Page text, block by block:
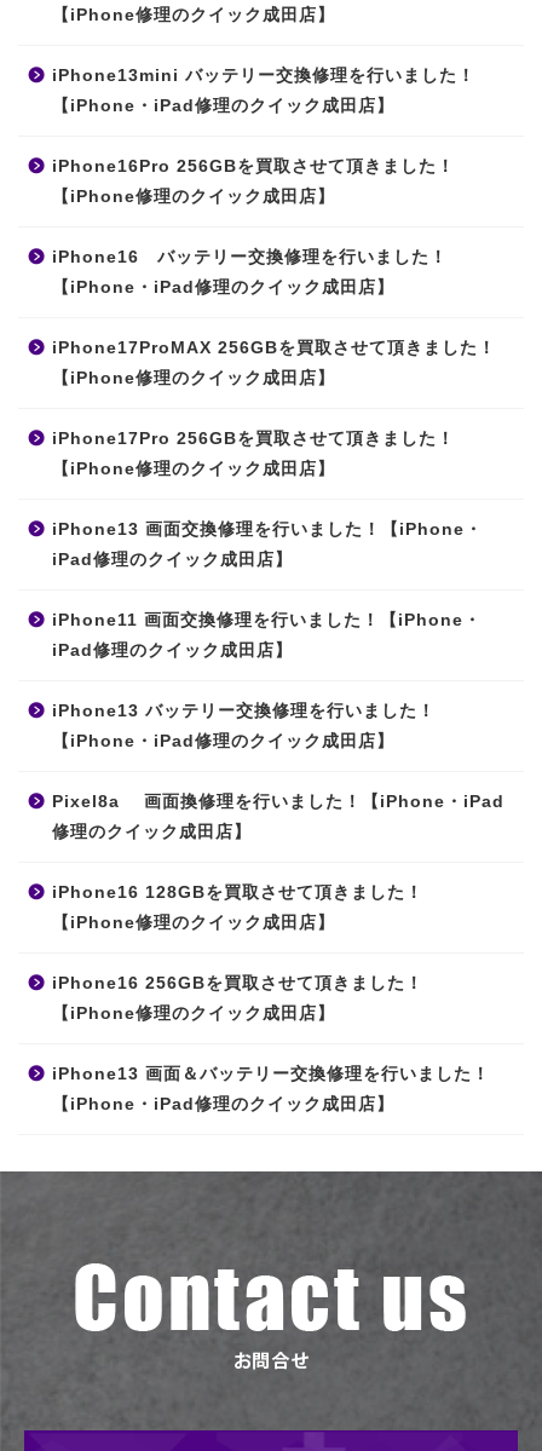
【iPhone修理のクイック成田店】
iPhone13mini バッテリー交換修理を行いました！
【iPhone・iPad修理のクイック成田店】
iPhone16Pro 256GBを買取させて頂きました！
【iPhone修理のクイック成田店】
iPhone16 バッテリー交換修理を行いました！
【iPhone・iPad修理のクイック成田店】
iPhone17ProMAX 256GBを買取させて頂きました！
【iPhone修理のクイック成田店】
iPhone17Pro 256GBを買取させて頂きました！
【iPhone修理のクイック成田店】
iPhone13 画面交換修理を行いました！【iPhone・
iPad修理のクイック成田店】
iPhone11 画面交換修理を行いました！【iPhone・
iPad修理のクイック成田店】
iPhone13 バッテリー交換修理を行いました！
【iPhone・iPad修理のクイック成田店】
Pixel8a 画面換修理を行いました！【iPhone・iPad
修理のクイック成田店】
iPhone16 128GBを買取させて頂きました！
【iPhone修理のクイック成田店】
iPhone16 256GBを買取させて頂きました！
【iPhone修理のクイック成田店】
iPhone13 画面＆バッテリー交換修理を行いました！
【iPhone・iPad修理のクイック成田店】